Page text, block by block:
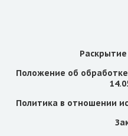
Положение об
Политика в отношении